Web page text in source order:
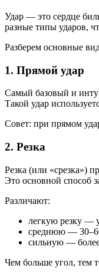
Удар — это сердце
разные типы ударов,
Разберем основные
1. Прямой удар
Самый базовый и
Такой удар
Совет: при прямом
2. Резка
Резка (или «срезка»)
Это основной способ
Различают:
легкую резку —
среднюю —
сильную —
Чем больше угол, тем